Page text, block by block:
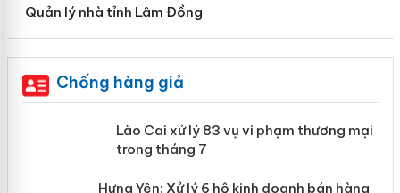
Quản lý nhà tỉnh Lâm Đồng
Chống hàng giả
Lào Cai xử lý 83 vụ vi phạm thương
mại trong tháng 7